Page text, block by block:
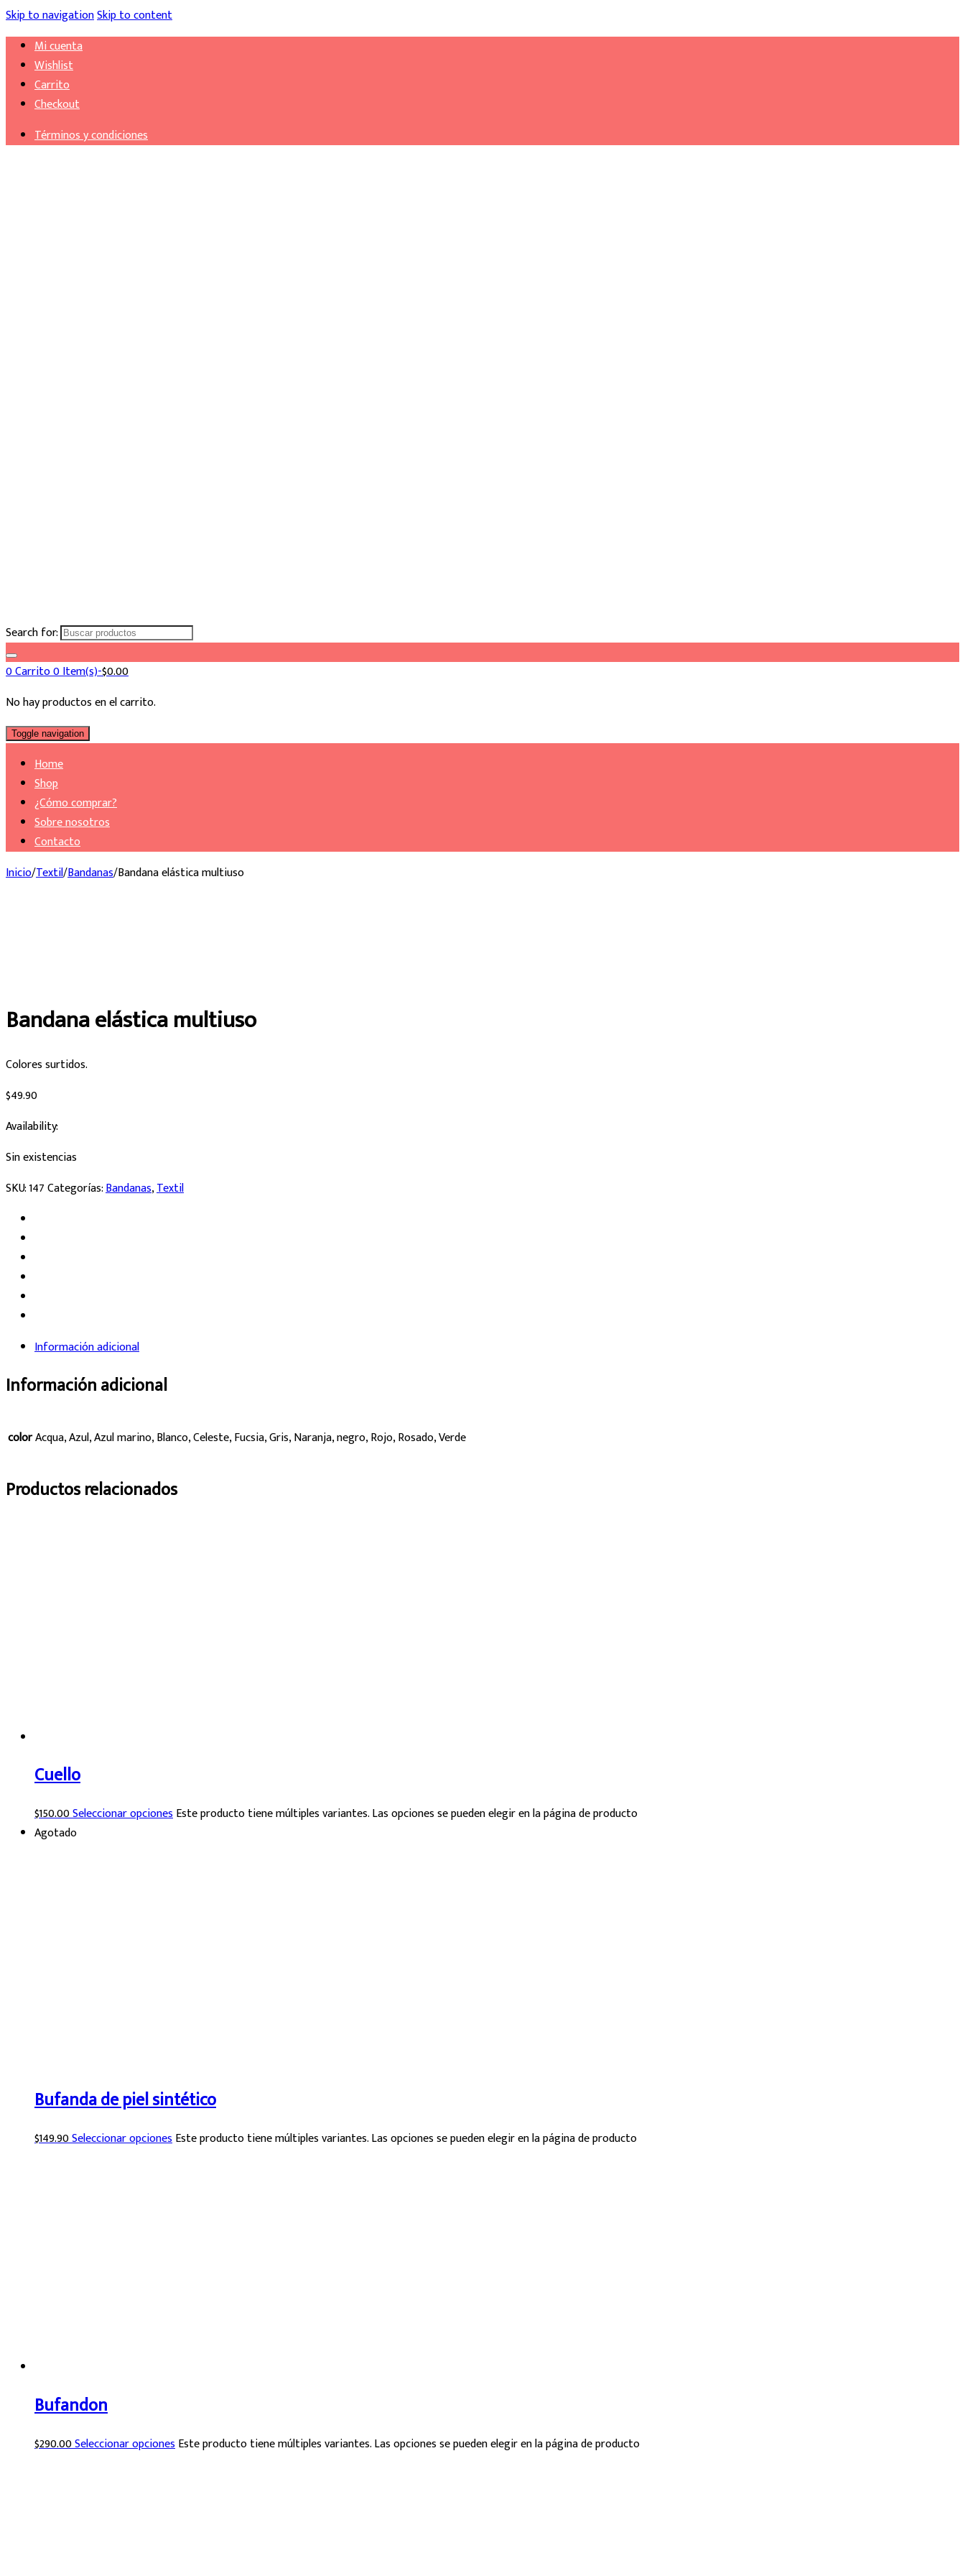
Skip to navigationSkip to content
Mi cuenta
Wishlist
Carrito
Checkout
Términos y condiciones
Search for:
0Carrito0 Item(s)-$0.00
No hay productos en el carrito.
Toggle navigation
Home
Shop
¿Cómo comprar?
Sobre nosotros
Contacto
Inicio/Textil/Bandanas/Bandana elástica multiuso
Bandana elástica multiuso
Colores surtidos.
$49.90
Availability:
Sin existencias
SKU:147Categorías:Bandanas,Textil
Información adicional
Información adicional
colorAcqua, Azul, Azul marino, Blanco, Celeste, Fucsia, Gris, Naranja, negro, Rojo, Rosado, Verde
Productos relacionados
Cuello
$150.00Seleccionar opcionesEste producto tiene múltiples variantes. Las opciones se pueden elegir en la página de producto
Agotado
Bufanda de piel sintético
$149.90Seleccionar opcionesEste producto tiene múltiples variantes. Las opciones se pueden elegir en la página de producto
Bufandon
$290.00Seleccionar opcionesEste producto tiene múltiples variantes. Las opciones se pueden elegir en la página de producto